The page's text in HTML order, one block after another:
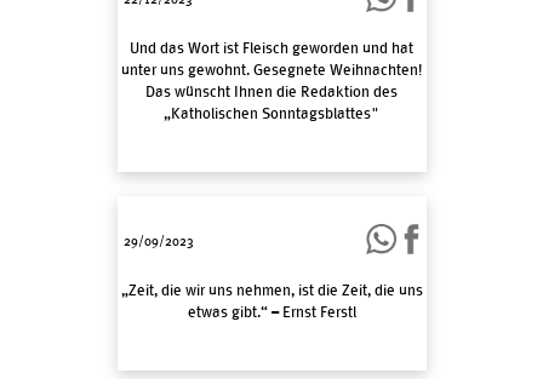
Und das Wort ist Fleisch geworden und hat
unter uns gewohnt. Gesegnete Weihnachten!
Das wünscht Ihnen die Redaktion des
„Katholischen Sonntagsblattes"
29/09/2023
„Zeit, die wir uns nehmen, ist die Zeit, die uns
etwas gibt.“ – Ernst Ferstl